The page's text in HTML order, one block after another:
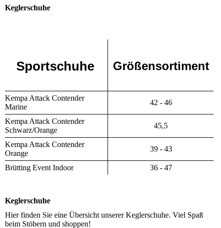
Keglerschuhe
Sportschuhe Größensortiment
Kempa Attack Contender
Marine
42 - 46
Kempa Attack Contender
Schwarz/Orange
45,5
Kempa Attack Contender
Orange
39 - 43
Brütting Event Indoor 36 - 47
Keglerschuhe
Hier finden Sie eine Übersicht unserer Keglerschuhe. Viel Spaß
beim Stöbern und shoppen!